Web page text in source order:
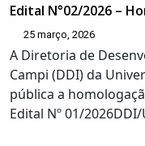
Edital N°02/2026 –
25 março, 2026
A Diretoria de
Campi (DDI) da
pública a
Edital Nº 01/